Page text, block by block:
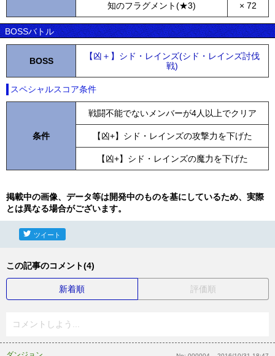
知のフラグメント(★3) × 72
BOSSバトル
BOSS
【凶＋】シド・レインズ(シド・レインズ討伐
戦)
スペシャルスコア条件
条件
戦闘不能でないメンバーが4人以上でクリア
【凶+】シド・レインズの攻撃力を下げた
【凶+】シド・レインズの魔力を下げた
掲載中の画像、データ等は開発中のものを基にしているため、実際
とは異なる場合がございます。
ツイート
この記事のコメント(4)
新着順 評価順
コメントしよう...